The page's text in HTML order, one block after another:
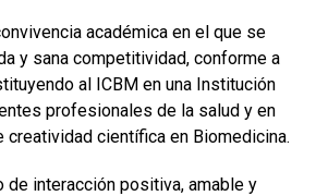
académica en el que se
y sana competitividad, conforme a
al ICBM en una Institución
profesionales de la salud y en
creatividad científica en Biomedicina.
de interacción positiva, amable y